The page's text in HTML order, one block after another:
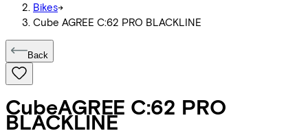
Bikes->
Cube AGREE C:62 PRO BLACKLINE
Back
CubeAGREE C:62 PRO
BLACKLINE